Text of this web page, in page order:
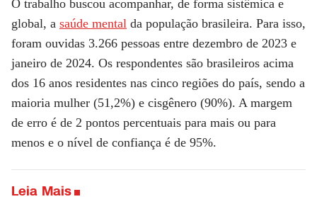
O trabalho buscou acompanhar, de forma sistêmica e
global, a saúde mental da população brasileira. Para isso,
foram ouvidas 3.266 pessoas entre dezembro de 2023 e
janeiro de 2024. Os respondentes são brasileiros acima
dos 16 anos residentes nas cinco regiões do país, sendo a
maioria mulher (51,2%) e cisgênero (90%). A margem
de erro é de 2 pontos percentuais para mais ou para
menos e o nível de confiança é de 95%.
Leia Mais